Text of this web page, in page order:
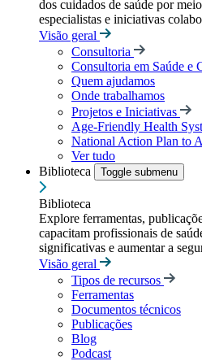
dos cuidados de saúde por
especialistas e iniciativas
Visão geral
Consultoria
Consultoria em Saúde e
Quem ajudamos
Onde trabalhamos
Projetos e Iniciativas
Age-Friendly Health
National Action Plan to
Ver tudo
Biblioteca
Toggle submenu
Biblioteca
Explore ferramentas,
capacitam profissionais de
significativas e aumentar a
Visão geral
Tipos de recursos
Ferramentas
Documentos técnicos
Publicações
Blog
Podcast